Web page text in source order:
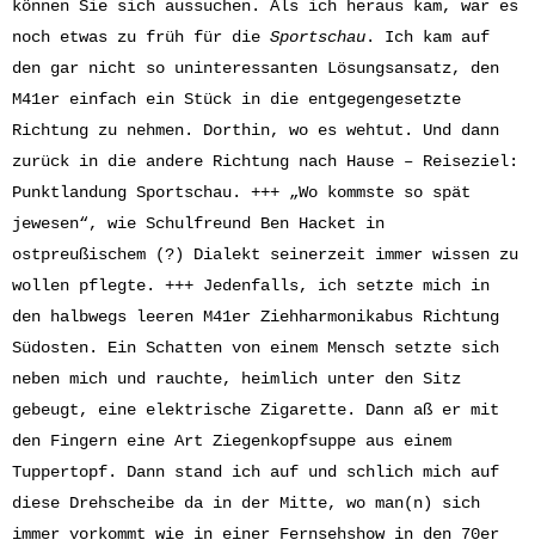
können Sie sich aussuchen. Als ich heraus kam, war es
noch etwas zu früh für die Sportschau. Ich kam auf
den gar nicht so uninteressanten Lösungsansatz, den
M41er einfach ein Stück in die entgegengesetzte
Richtung zu nehmen. Dorthin, wo es wehtut. Und dann
zurück in die andere Richtung nach Hause – Reiseziel:
Punktlandung Sportschau. +++ „Wo kommste so spät
jewesen“, wie Schulfreund Ben Hacket in
ostpreußischem (?) Dialekt seinerzeit immer wissen zu
wollen pflegte. +++ Jedenfalls, ich setzte mich in
den halbwegs leeren M41er Ziehharmonikabus Richtung
Südosten. Ein Schatten von einem Mensch setzte sich
neben mich und rauchte, heimlich unter den Sitz
gebeugt, eine elektrische Zigarette. Dann aß er mit
den Fingern eine Art Ziegenkopfsuppe aus einem
Tuppertopf. Dann stand ich auf und schlich mich auf
diese Drehscheibe da in der Mitte, wo man(n) sich
immer vorkommt wie in einer Fernsehshow in den 70er